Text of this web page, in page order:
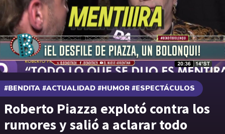
#BENDITA #ACTUALIDAD #HUMOR #ESPECTÁCULOS
Roberto Piazza explotó contra los
rumores y salió a aclarar todo